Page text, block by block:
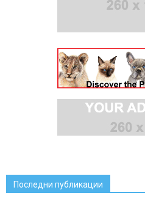
Последни публикации